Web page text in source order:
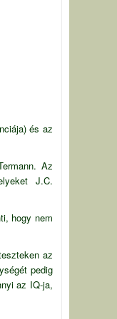
és az
. Az
J.C.
hogy nem
az
pedig
az IQ-ja,